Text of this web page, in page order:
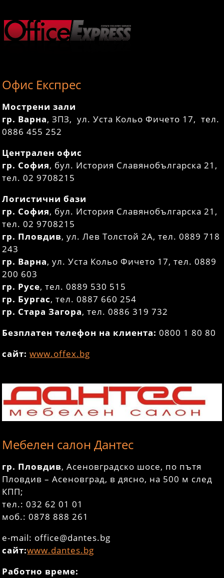
Офис Експрес
Мострени зали
гр. Варна, ЗПЗ, ул. Уста Кольо Фичето 17, тел.
0886 455 252
Централен офис
гр. София, бул. История Славянобългарска 21,
тел. 02 9708215
Логистични бази
гр. София, бул. История Славянобългарска 21,
тел. 02 9708215
гр. Пловдив, ул. Лев Толстой 2А, тел. 0889 718
243
гр. Варна, ул. Уста Кольо Фичето 17, тел. 0889
200 603
гр. Русе, тел. 0889 530 515
гр. Бургас, тел. 0887 660 254
гр. Стара Загора, тел. 0886 319 732
Безплатен телефон на клиента: 0800 1 80 80
сайт:www.offex.bg
Мебелен салон Дантес
гр. Пловдив, Асеновградско шосе, по пътя
Пловдив – Асеновград, в дясно, на 500 м след
КПП;
тел.: 032 62 01 01
моб.: 0878 888 261
e-mail: office@dantes.bg
сайт:www.dantes.bg
Работно време: